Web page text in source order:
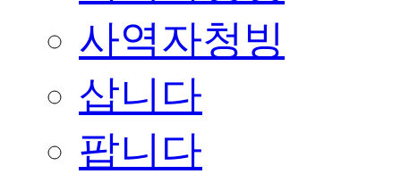
사역자청빙
삽니다
팝니다